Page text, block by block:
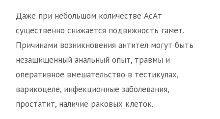
Даже при небольшом количестве АсАт
существенно снижается подвижность гамет.
Причинами возникновения антител могут быть
незащищенный анальный опыт, травмы и
оперативное вмешательство в тестикулах,
варикоцеле, инфекционные заболевания,
простатит, наличие раковых клеток.